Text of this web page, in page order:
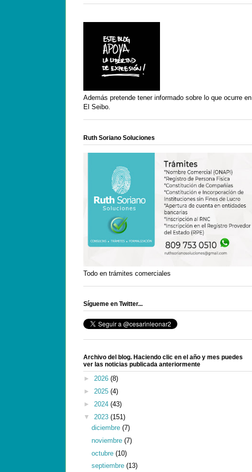
Además pretende tener informado sobre lo que ocurre en
El Seibo.
Ruth Soriano Soluciones
Todo en trámites comerciales
Sígueme en Twitter...
Archivo del blog. Haciendo clic en el año y mes puedes
ver las noticias publicada anteriormente
► 2026 (8)
► 2025 (4)
► 2024 (43)
▼ 2023 (151)
diciembre (7)
noviembre (7)
octubre (10)
septiembre (13)